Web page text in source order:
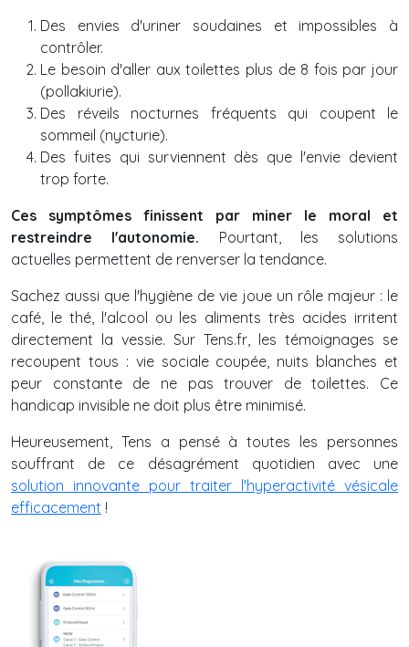
Des envies d'uriner soudaines et impossibles à
contrôler.
Le besoin d'aller aux toilettes plus de 8 fois par jour
(pollakiurie).
Des réveils nocturnes fréquents qui coupent le
sommeil (nycturie).
Des fuites qui surviennent dès que l'envie devient
trop forte.
Ces symptômes finissent par miner le moral et
restreindre l'autonomie. Pourtant, les solutions
actuelles permettent de renverser la tendance.
Sachez aussi que l'hygiène de vie joue un rôle majeur : le
café, le thé, l'alcool ou les aliments très acides irritent
directement la vessie. Sur Tens.fr, les témoignages se
recoupent tous : vie sociale coupée, nuits blanches et
peur constante de ne pas trouver de toilettes. Ce
handicap invisible ne doit plus être minimisé.
Heureusement, Tens a pensé à toutes les personnes
souffrant de ce désagrément quotidien avec une
solution innovante pour traiter l'hyperactivité vésicale
efficacement !